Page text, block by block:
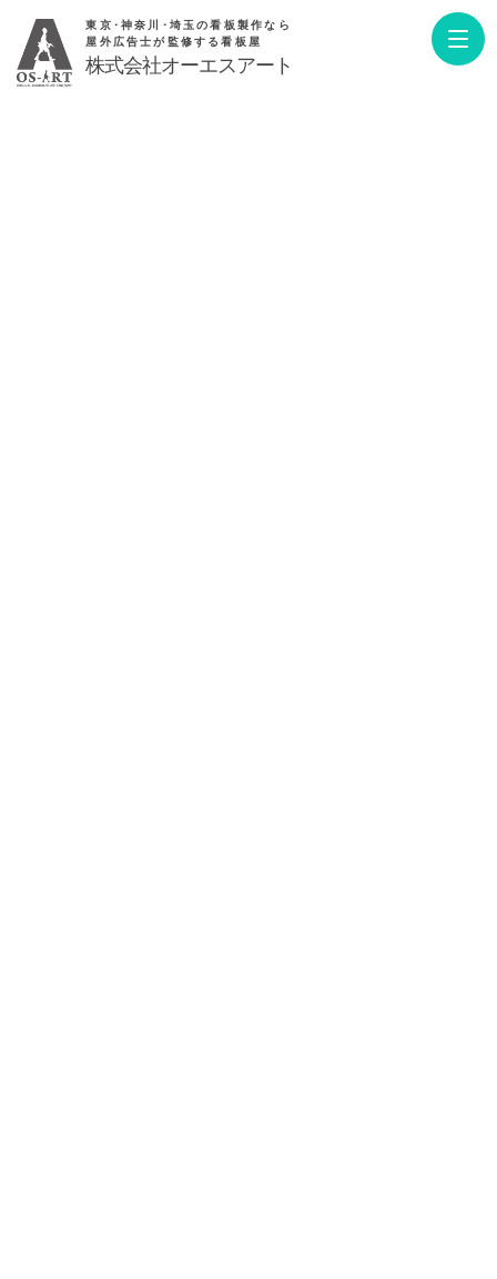
東京･神奈川･埼玉の看板製作なら
屋外広告士が監修する看板屋
株式会社オーエスアート